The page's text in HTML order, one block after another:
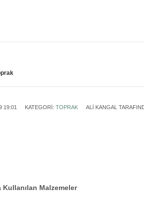
19:01 KATEGORI: TOPRAK ALI KANGAL
Kullanılan Malzemeler